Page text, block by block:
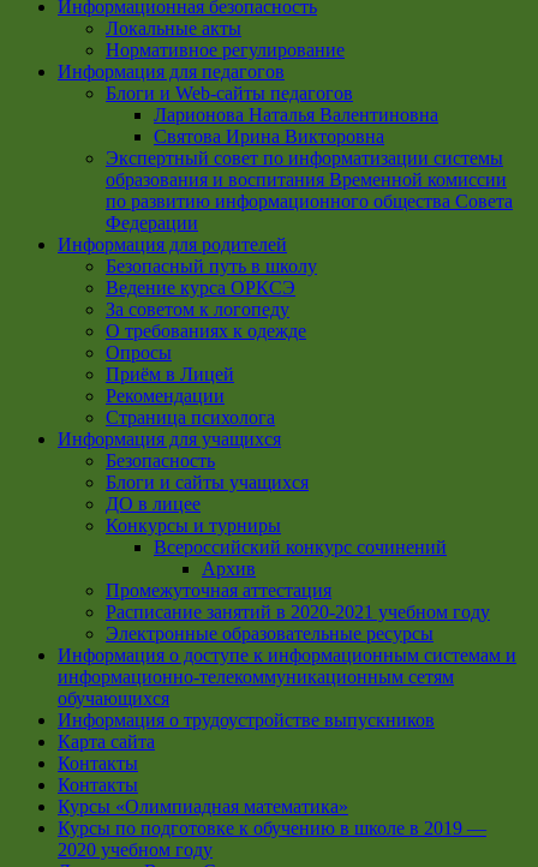
Информационная безопасность
Локальные акты
Нормативное регулирование
Информация для педагогов
Блоги и Web-сайты педагогов
Ларионова Наталья Валентиновна
Святова Ирина Викторовна
Экспертный совет по информатизации системы
образования и воспитания Временной комиссии
по развитию информационного общества Совета
Федерации
Информация для родителей
Безопасный путь в школу
Ведение курса ОРКСЭ
За советом к логопеду
О требованиях к одежде
Опросы
Приём в Лицей
Рекомендации
Страница психолога
Информация для учащихся
Безопасность
Блоги и сайты учащихся
ДО в лицее
Конкурсы и турниры
Всероссийский конкурс сочинений
Архив
Промежуточная аттестация
Расписание занятий в 2020-2021 учебном году
Электронные образовательные ресурсы
Информация о доступе к информационным системам и
информационно-телекоммуникационным сетям
обучающихся
Информация о трудоустройстве выпускников
Карта сайта
Контакты
Контакты
Курсы «Олимпиадная математика»
Курсы по подготовке к обучению в школе в 2019 —
2020 учебном году